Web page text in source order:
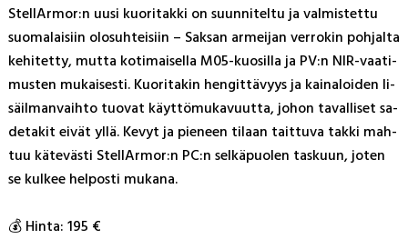
Stel­lAr­mor:n uu­si kuo­ri­tak­ki on suun­ni­tel­tu ja val­mis­tet­tu
suo­ma­lai­siin olo­suh­tei­siin – Sak­san ar­mei­jan ver­ro­kin poh­jal­ta
ke­hi­tet­ty, mut­ta ko­ti­mai­sel­la M05-kuo­sil­la ja PV:n NIR-vaa­ti­
mus­ten mu­kai­ses­ti. Kuo­ri­ta­kin hen­git­tä­vyys ja kai­na­loi­den li­
säil­man­vaih­to tuo­vat käyt­tö­mu­ka­vuut­ta, jo­hon ta­val­li­set sa­
de­ta­kit ei­vät yl­lä. Ke­vyt ja pie­neen ti­laan tait­tu­va tak­ki mah­
tuu kä­te­väs­ti Stel­lAr­mor:n PC:n sel­kä­puo­len tas­kuun, jo­ten
se kul­kee hel­pos­ti mu­ka­na.
💰 Hin­ta: 195 €